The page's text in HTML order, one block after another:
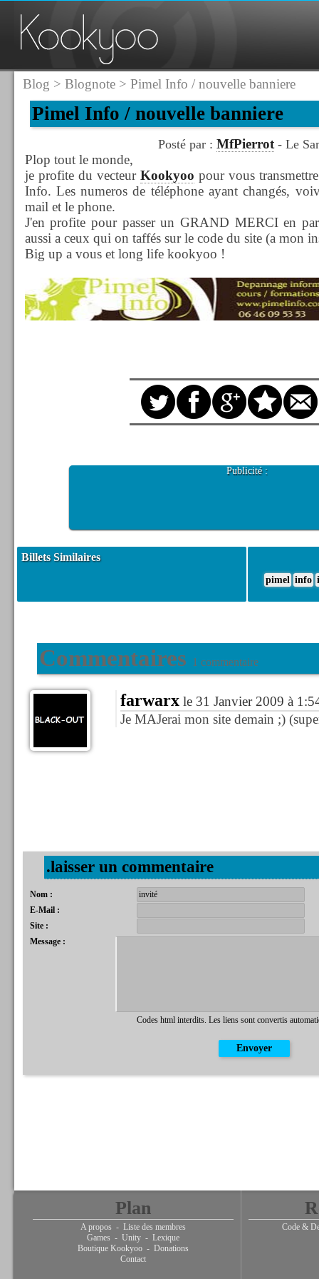
Blog > Blognote> Pimel Info / nouvelle banniere
Pimel Info / nouvelle banniere
Posté par : MfPierrot- Le
Plop tout le monde,
je profite du vecteur Kookyoo pour vous
Info. Les numeros de téléphone ayant changés,
mail et le phone.
J'en profite pour passer un GRAND MERCI en
aussi a ceux qui on taffés sur le code du site (a mon
Big up a vous et long life kookyoo !
Publicité :
Billets Similaires
pimel info
Commentaires 1 commentaire
farwarxle 31 Janvier 2009 à
Je MAJerai mon site demain ;)
.laisser un commentaire
Nom :
E-Mail :
Site :
Message :
Codes html interdits. Les liens sont convertis
Plan
A propos - Liste des membres
Games - Unity - Lexique
Boutique Kookyoo - Donations
Contact
Code &